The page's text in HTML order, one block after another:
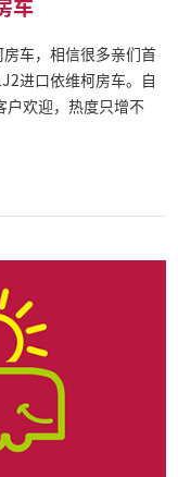
车
车，相信很多亲们首
进口依维柯房车。自
户欢迎，热度只增不